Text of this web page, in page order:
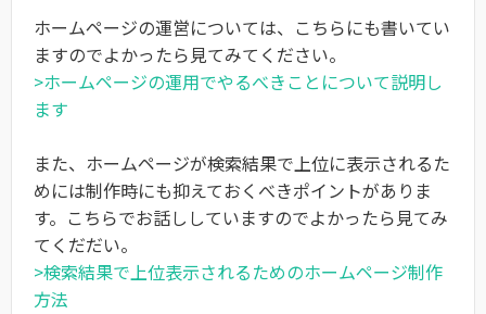
ホームページの運営については、こちらにも書いてい
ますのでよかったら見てみてください。
>ホームページの運用でやるべきことについて説明し
ます
また、ホームページが検索結果で上位に表示されるた
めには制作時にも抑えておくべきポイントがありま
す。こちらでお話ししていますのでよかったら見てみ
てくだだい。
>検索結果で上位表示されるためのホームページ制作
方法